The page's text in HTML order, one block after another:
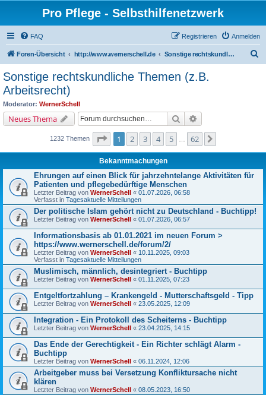
Pro Pflege - Selbsthilfenetzwerk
FAQ Anmelden
Registrieren
Foren-Übersicht http://www.wernerschell.de Sonstige rechtskundliche Themen (z.B. Arbeitsrecht)
Sonstige rechtskundliche Themen (z.B.
Arbeitsrecht)
Moderator: WernerSchell
Neues Thema Suche
1232 Themen Seite von
1 2 3 4 5 62
Bekanntmachungen
Ehrungen auf einen Blick für jahrzehntelange Aktivitäten für
Patienten und pflegebedürftige Menschen
Letzter Beitrag von WernerSchell « 01.07.2026, 06:58
Verfasst in Tagesaktuelle Mitteilungen
Der politische Islam gehört nicht zu Deutschland - Buchtipp!
Letzter Beitrag von WernerSchell « 01.07.2026, 06:57
Informationsbasis ab 01.01.2021 im neuen Forum >
https://www.wernerschell.de/forum/2/
Letzter Beitrag von WernerSchell « 10.11.2025, 09:03
Verfasst in Tagesaktuelle Mitteilungen
Muslimisch, männlich, desintegriert - Buchtipp
Letzter Beitrag von WernerSchell « 01.11.2025, 07:23
Entgeltfortzahlung – Krankengeld - Mutterschaftsgeld - Tipp
Letzter Beitrag von WernerSchell « 23.05.2025, 12:09
Integration - Ein Protokoll des Scheiterns - Buchtipp
Letzter Beitrag von WernerSchell « 23.04.2025, 14:15
Das Ende der Gerechtigkeit - Ein Richter schlägt Alarm -
Buchtipp
Letzter Beitrag von WernerSchell « 06.11.2024, 12:06
Arbeitgeber muss bei Versetzung Konfliktursache nicht
klären
Letzter Beitrag von WernerSchell « 08.05.2023, 16:50